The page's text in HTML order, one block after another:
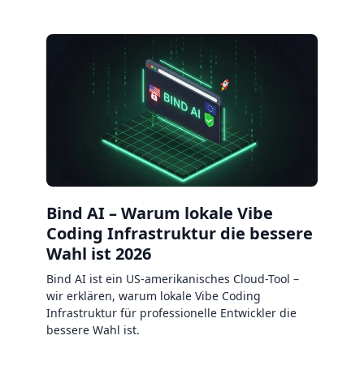
Bind AI – Warum lokale Vibe
Coding Infrastruktur die bessere
Wahl ist 2026
Bind AI ist ein US-amerikanisches Cloud-Tool –
wir erklären, warum lokale Vibe Coding
Infrastruktur für professionelle Entwickler die
bessere Wahl ist.